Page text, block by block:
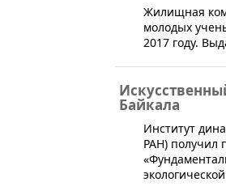
​Жилищная
молодых
2017 году.
Байкала
​​Институт
РАН) получил